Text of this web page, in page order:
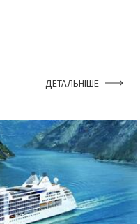
ДЕТАЛЬНІШЕ